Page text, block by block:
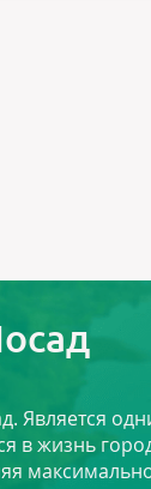
Является
в жизнь